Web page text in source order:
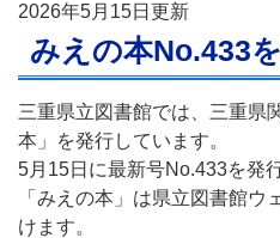
2026年5月15日 更新
みえの本No.433
三重県立図書館では、三重県
本」を発行しています。
5月15日に最新号No.433を発
「みえの本」は県立図書館
けます。